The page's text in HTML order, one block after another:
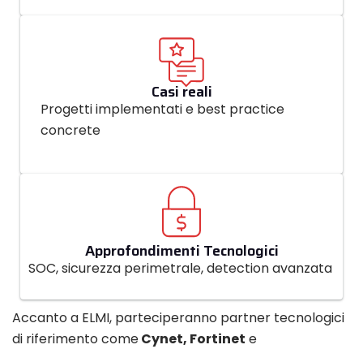
Casi reali
Progetti implementati e best practice
concrete
Approfondimenti Tecnologici
SOC, sicurezza perimetrale, detection avanzata
Accanto a ELMI, parteciperanno partner tecnologici
di riferimento comeCynet, Fortinet e